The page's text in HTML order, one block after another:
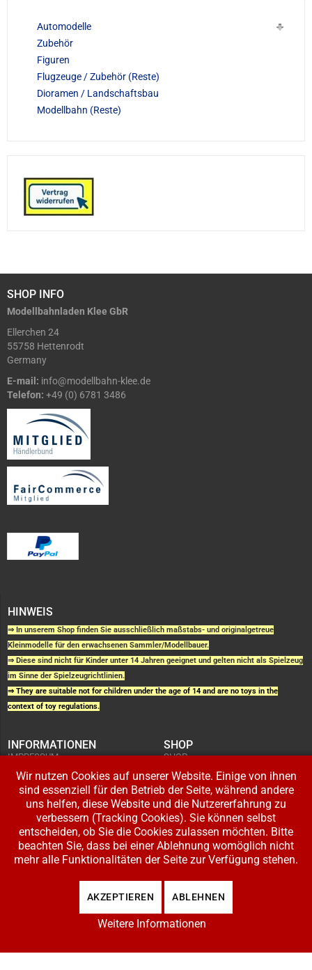
Automodelle
Zubehör
Figuren
Flugzeuge / Zubehör (Reste)
Dioramen / Landschaftsbau
Modellbahn (Reste)
SHOP INFO
Modellbahnladen Klee GbR
Ellerchen 24
55758 Hettenrodt
Germany
E-mail: info@modellbahn-klee.de
Telefon: +49 (0) 6781 3486
HINWEIS
⇒ In unserem Shop finden Sie ausschließlich maßstabs- und originalgetreue
Kleinmodelle für den erwachsenen Sammler/Modellbauer.
⇒ Diese sind nicht für Kinder unter 14 Jahren geeignet und gelten nicht als Spielzeug
im Sinne der Spielzeugrichtlinien.
⇒ They are suitable not for children under the age of 14 and are no toys in the
context of toy regulations.
INFORMATIONEN
IMPRESSUM
KUNDENINFORMATIONEN
WIDERRUFSRECHT
DATENSCHUTZERKLÄRUNG
ZAHLUNG UND VERSAND
SHOP
SHOP
BESTELLUNGEN
ADRESSE BEARBEITEN
IHR KONTO
LOGIN
REGISTRIEREN
Copyright © 2026 Modellbahnladen Klee GbR. Alle Rechte vorbehalten. Design:
Wir nutzen Cookies auf unserer Website. Einige von ihnen
sind essenziell für den Betrieb der Seite, während andere
uns helfen, diese Website und die Nutzererfahrung zu
verbessern (Tracking Cookies). Sie können selbst
entscheiden, ob Sie die Cookies zulassen möchten. Bitte
beachten Sie, dass bei einer Ablehnung womöglich nicht
mehr alle Funktionalitäten der Seite zur Verfügung stehen.
AKZEPTIEREN ABLEHNEN
Weitere Informationen